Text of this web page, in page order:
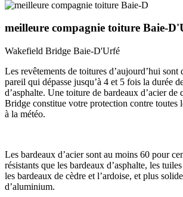
meilleure compagnie toiture Baie-
Wakefield Bridge Baie-D'Urfé
Les revêtements de toitures d’aujourd’hui sont
pareil qui dépasse jusqu’à 4 et 5 fois la durée
d’asphalte. Une toiture de bardeaux d’acier de
Bridge constitue votre protection contre toutes
à la météo.
Les bardeaux d’acier sont au moins 60 pour
résistants que les bardeaux d’asphalte, les
les bardeaux de cèdre et l’ardoise, et plus
d’aluminium.